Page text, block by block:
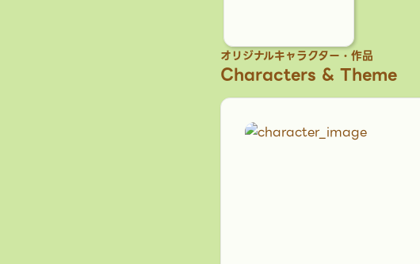
オリジナルキャラクター・作品
Characters & Theme